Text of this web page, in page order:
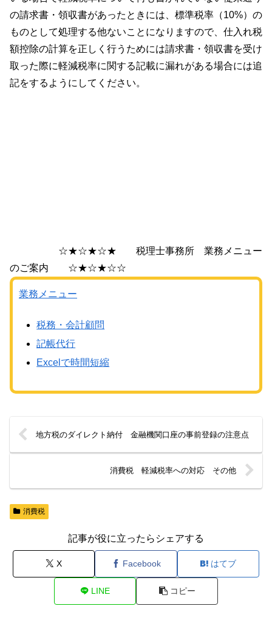
の請求書・領収書があったときには、標準税率（10%）の
ものとして処理する他ないことになりますので、仕入れ税
額控除の計算を正しく行うためには請求書・領収書を受け
取った際に軽減税率に関する記載に漏れがある場合には追
記をするようにしてください。
☆★☆★☆★ 税理士事務所 業務メニュー
のご案内 ☆★☆★☆☆
業務メニュー
税務・会計顧問
記帳代行
Excelで時間短縮
地方税のダイレクト納付 金融機関口座の事前登録の注意点
消費税 軽減税率への対応 その他
消費税
記事が役に立ったらシェアする
X Facebook はてブ
LINE コピー